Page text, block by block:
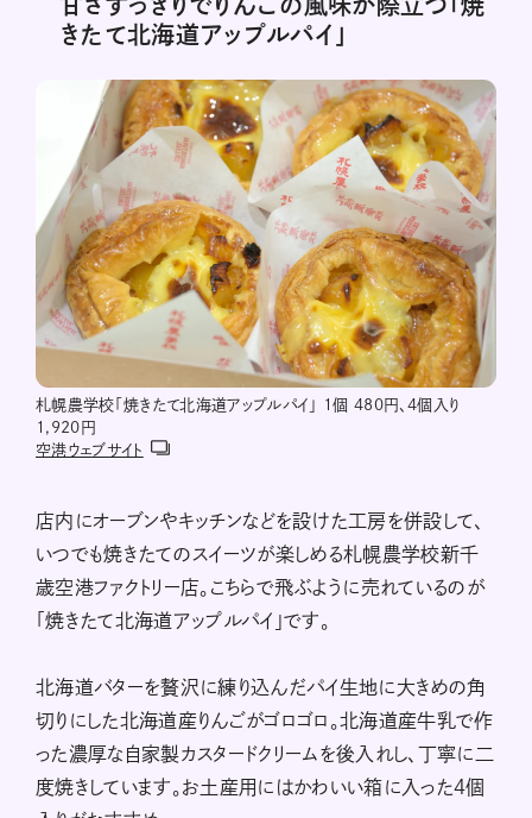
きたて北海道アップルパイ」
札幌農学校「焼きたて北海道アップルパイ」 1個 480円、4個入り
1,920円
空港ウェブサイト
店内にオーブンやキッチンなどを設けた工房を併設して、
いつでも焼きたてのスイーツが楽しめる札幌農学校新千
歳空港ファクトリー店。こちらで飛ぶように売れているのが
「焼きたて北海道アップルパイ」です。
北海道バターを贅沢に練り込んだパイ生地に大きめの角
切りにした北海道産りんごがゴロゴロ。北海道産牛乳で作
った濃厚な自家製カスタードクリームを後入れし、丁寧に二
度焼きしています。お土産用にはかわいい箱に入った４個